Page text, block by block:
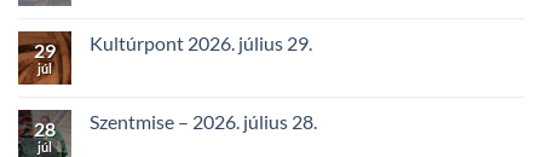
29
júl
Kultúrpont 2026. július 29.
28
júl
Szentmise – 2026. július 28.